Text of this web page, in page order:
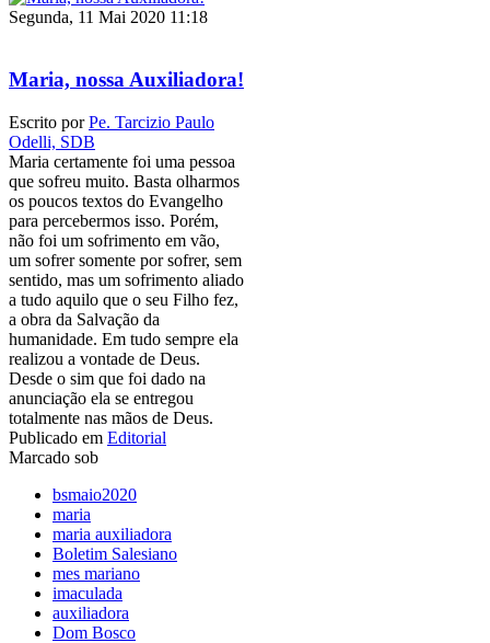
Segunda, 11 Mai 2020 11:18
Maria, nossa Auxiliadora!
Escrito porPe. Tarcizio Paulo
Odelli, SDB
Maria certamente foi uma pessoa
que sofreu muito. Basta olharmos
os poucos textos do Evangelho
para percebermos isso. Porém,
não foi um sofrimento em vão,
um sofrer somente por sofrer, sem
sentido, mas um sofrimento aliado
a tudo aquilo que o seu Filho fez,
a obra da Salvação da
humanidade. Em tudo sempre ela
realizou a vontade de Deus.
Desde o sim que foi dado na
anunciação ela se entregou
totalmente nas mãos de Deus.
Publicado em Editorial
Marcado sob
bsmaio2020
maria
maria auxiliadora
Boletim Salesiano
mes mariano
imaculada
auxiliadora
Dom Bosco